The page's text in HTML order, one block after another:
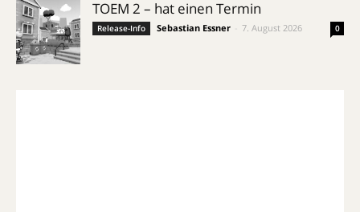
TOEM 2 – hat einen Termin
Release-Info Sebastian Essner 7. August 2026 0